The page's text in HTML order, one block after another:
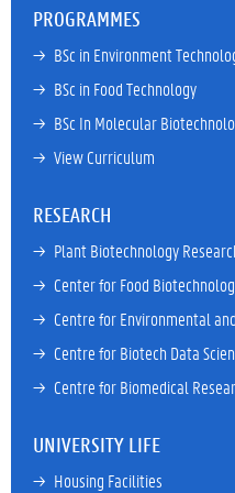
PROGRAMMES
→ BSc in Environment
→ BSc in Food Technology
→ BSc In Molecular
→ View Curriculum
RESEARCH
→ Plant Biotechnology
→ Center for Food
→ Centre for Environmental
→ Centre for Biotech Data
→ Centre for Biomedical
UNIVERSITY LIFE
→ Housing Facilities